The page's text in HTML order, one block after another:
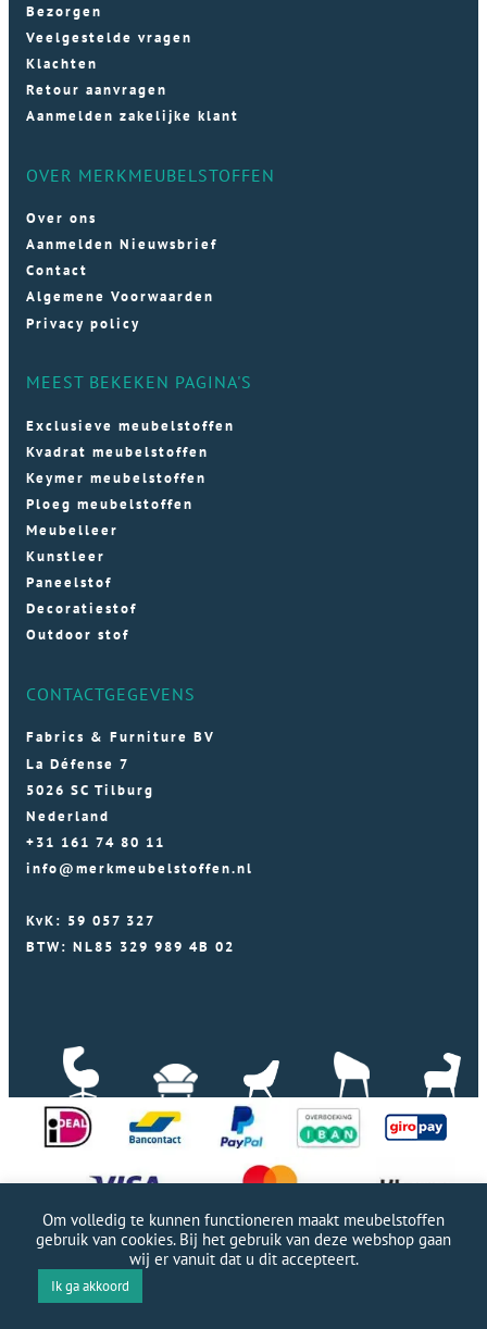
Bezorgen
Veelgestelde vragen
Klachten
Retour aanvragen
Aanmelden zakelijke klant
OVER MERKMEUBELSTOFFEN
Over ons
Aanmelden Nieuwsbrief
Contact
Algemene Voorwaarden
Privacy policy
MEEST BEKEKEN PAGINA'S
Exclusieve meubelstoffen
Kvadrat meubelstoffen
Keymer meubelstoffen
Ploeg meubelstoffen
Meubelleer
Kunstleer
Paneelstof
Decoratiestof
Outdoor stof
CONTACTGEGEVENS
Fabrics & Furniture BV
La Défense 7
5026 SC Tilburg
Nederland
+31 161 74 80 11
info@merkmeubelstoffen.nl
KvK: 59 057 327
BTW: NL85 329 989 4B 02
Professionele WordPress website door Webworx
Copyright Merkmeubelstoffen 2026
Om volledig te kunnen functioneren maakt meubelstoffen
gebruik van cookies. Bij het gebruik van deze webshop gaan
wij er vanuit dat u dit accepteert.
Ik ga akkoord